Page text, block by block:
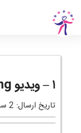
۱ – ویدیو Hello song
تاریخ ارسال: 2 سپتامبر 2025